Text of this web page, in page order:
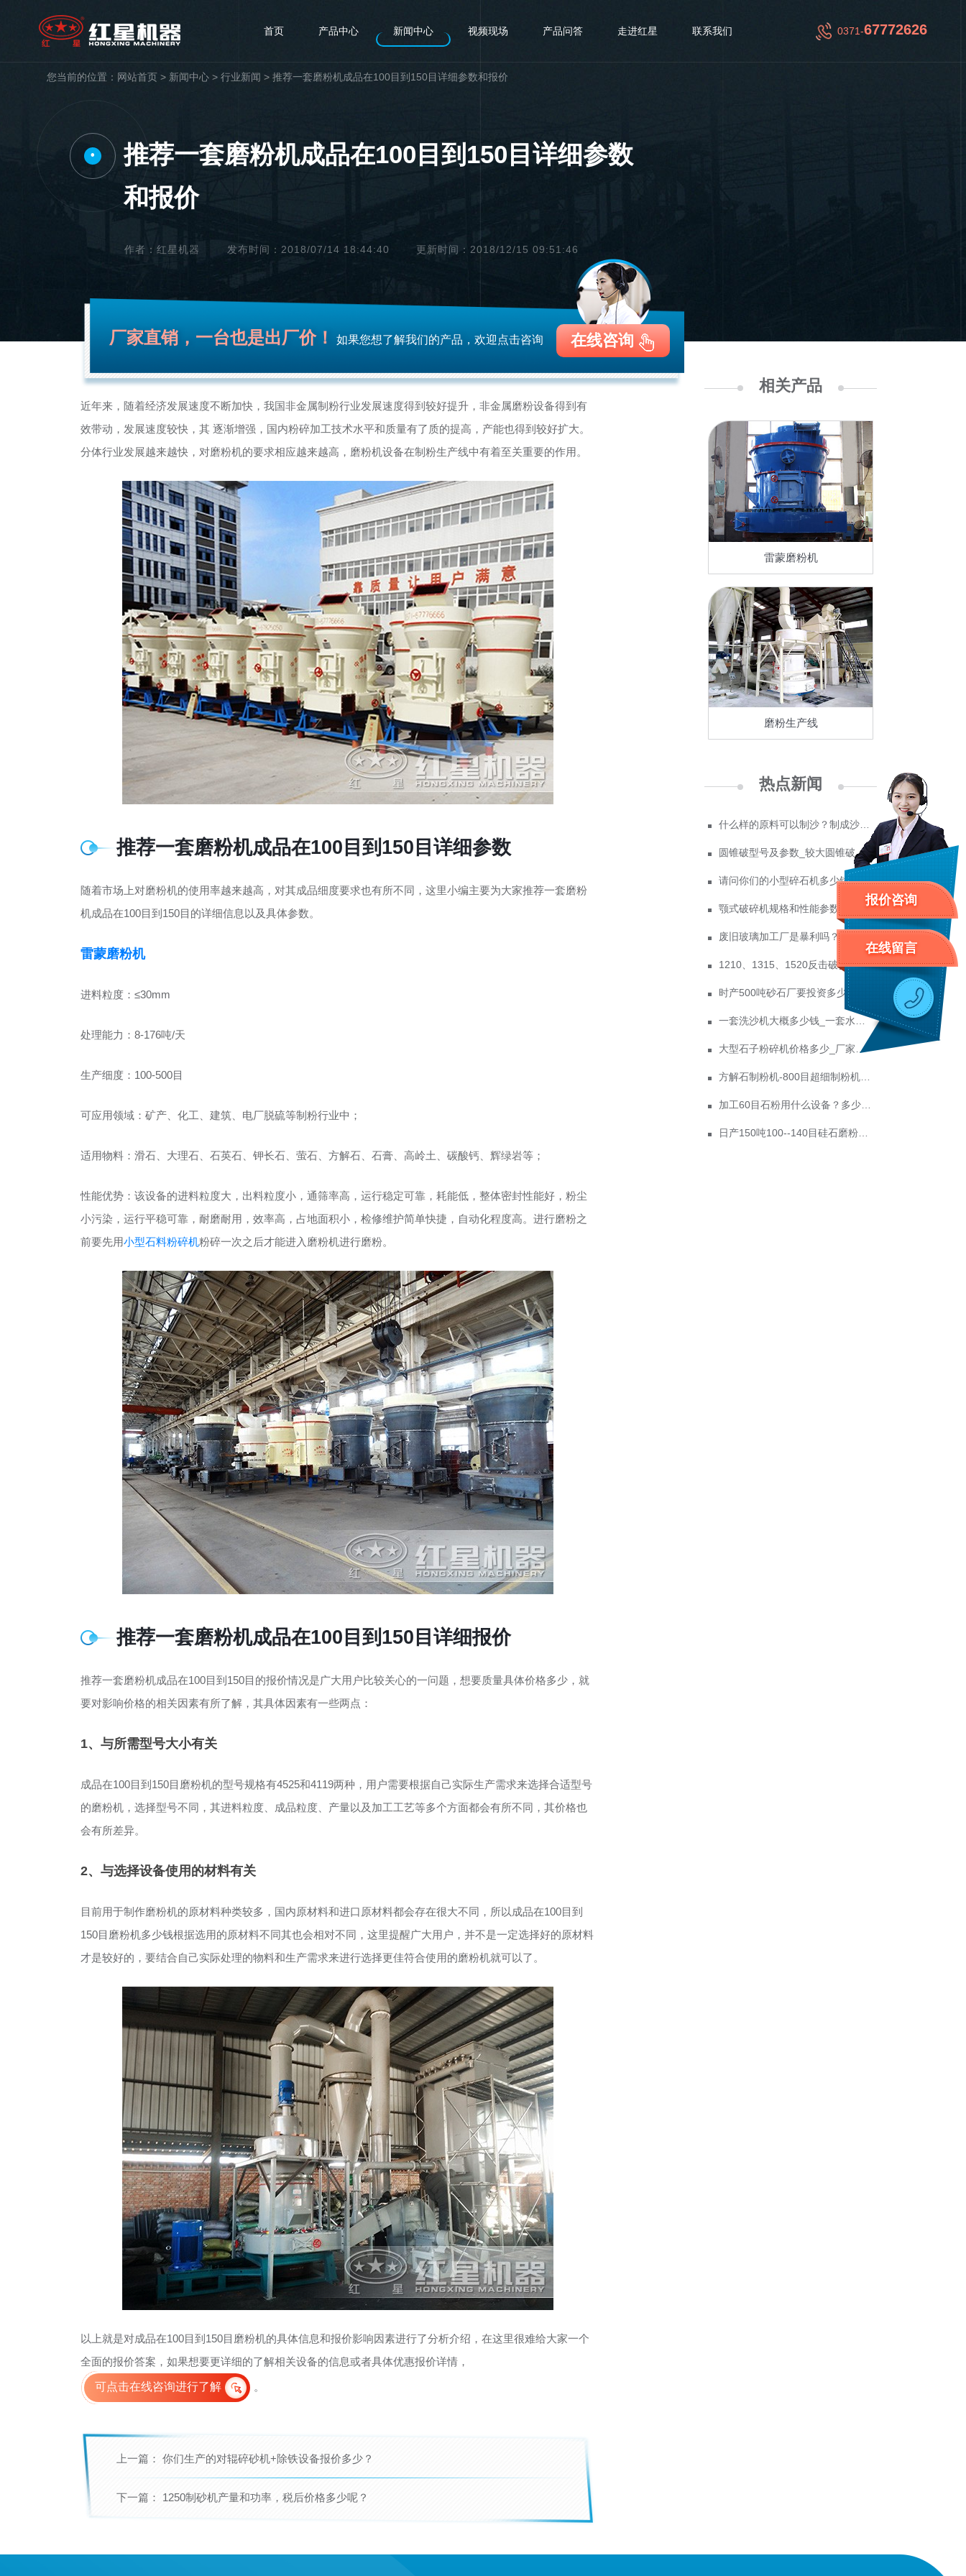
首页 产品中心 新闻中心 视频现场 产品问答 走进红星 联系我们 0371-67772626
您当前的位置： 网站首页 > 新闻中心 > 行业新闻 > 推荐一套磨粉机成品在100目到150目详细参数和报价
•
推荐一套磨粉机成品在100目到150目详细参数
和报价
作者：红星机器 发布时间：2018/07/14 18:44:40 更新时间：2018/12/15 09:51:46
厂家直销，一台也是出厂价！ 如果您想了解我们的产品，欢迎点击咨询 在线咨询
近年来，随着经济发展速度不断加快，我国非金属制粉行业发展速度得到较好提升，非金属磨粉设备得到有
效带动，发展速度较快，其 逐渐增强，国内粉碎加工技术水平和质量有了质的提高，产能也得到较好扩大。
分体行业发展越来越快，对磨粉机的要求相应越来越高，磨粉机设备在制粉生产线中有着至关重要的作用。
推荐一套磨粉机成品在100目到150目详细参数
随着市场上对磨粉机的使用率越来越高，对其成品细度要求也有所不同，这里小编主要为大家推荐一套磨粉
机成品在100目到150目的详细信息以及具体参数。
雷蒙磨粉机
进料粒度：≤30mm
处理能力：8-176吨/天
生产细度：100-500目
可应用领域：矿产、化工、建筑、电厂脱硫等制粉行业中；
适用物料：滑石、大理石、石英石、钾长石、萤石、方解石、石膏、高岭土、碳酸钙、辉绿岩等；
性能优势：该设备的进料粒度大，出料粒度小，通筛率高，运行稳定可靠，耗能低，整体密封性能好，粉尘
小污染，运行平稳可靠，耐磨耐用，效率高，占地面积小，检修维护简单快捷，自动化程度高。进行磨粉之
前要先用小型石料粉碎机粉碎一次之后才能进入磨粉机进行磨粉。
推荐一套磨粉机成品在100目到150目详细报价
推荐一套磨粉机成品在100目到150目的报价情况是广大用户比较关心的一问题，想要质量具体价格多少，就
要对影响价格的相关因素有所了解，其具体因素有一些两点：
1、与所需型号大小有关
成品在100目到150目磨粉机的型号规格有4525和4119两种，用户需要根据自己实际生产需求来选择合适型号
的磨粉机，选择型号不同，其进料粒度、成品粒度、产量以及加工工艺等多个方面都会有所不同，其价格也
会有所差异。
2、与选择设备使用的材料有关
目前用于制作磨粉机的原材料种类较多，国内原材料和进口原材料都会存在很大不同，所以成品在100目到
150目磨粉机多少钱根据选用的原材料不同其也会相对不同，这里提醒广大用户，并不是一定选择好的原材料
才是较好的，要结合自己实际处理的物料和生产需求来进行选择更佳符合使用的磨粉机就可以了。
以上就是对成品在100目到150目磨粉机的具体信息和报价影响因素进行了分析介绍，在这里很难给大家一个
全面的报价答案，如果想要更详细的了解相关设备的信息或者具体优惠报价详情，
可点击在线咨询进行了解 。
上一篇： 你们生产的对辊碎砂机+除铁设备报价多少？
下一篇： 1250制砂机产量和功率，税后价格多少呢？
相关产品
雷蒙磨粉机
磨粉生产线
热点新闻
什么样的原料可以制沙？制成沙子成本多少
圆锥破型号及参数_较大圆锥破碎机型号
请问你们的小型碎石机多少钱一台？
颚式破碎机规格和性能参数
废旧玻璃加工厂是暴利吗？废玻璃加工设备多少钱？
1210、1315、1520反击破参数及价格
时产500吨砂石厂要投资多少钱 政府为什么不支持机制砂？
一套洗沙机大概多少钱_一套水洗砂设备价格
大型石子粉碎机价格多少_厂家推荐
方解石制粉机-800目超细制粉机价格多少
加工60目石粉用什么设备？多少钱一台？
日产150吨100--140目硅石磨粉设备价格多少
报价咨询
在线留言